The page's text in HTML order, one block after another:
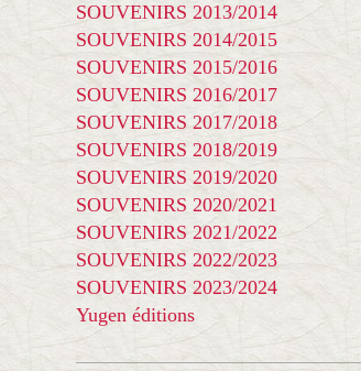
SOUVENIRS 2013/2014
SOUVENIRS 2014/2015
SOUVENIRS 2015/2016
SOUVENIRS 2016/2017
SOUVENIRS 2017/2018
SOUVENIRS 2018/2019
SOUVENIRS 2019/2020
SOUVENIRS 2020/2021
SOUVENIRS 2021/2022
SOUVENIRS 2022/2023
SOUVENIRS 2023/2024
Yugen éditions